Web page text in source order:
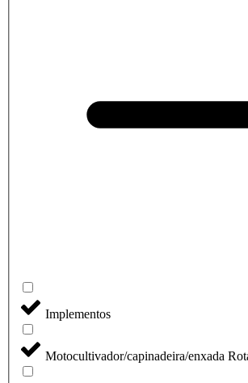
Implementos
Motocultivador/capinadeira/enxada